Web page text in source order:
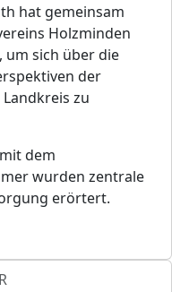
hat gemeinsam
Holzminden
um sich über die
der
zu
dem
wurden zentrale
erörtert.